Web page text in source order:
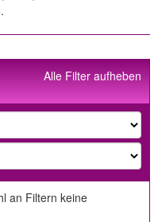
Alle Filter aufheben
an Filtern keine